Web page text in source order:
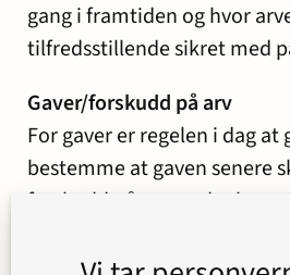
gang i framtiden og hvor
tilfredsstillende sikret med
Gaver/forskudd på arv
For gaver er regelen i dag at
bestemme at gaven senere
forskudd på arv og der hvor